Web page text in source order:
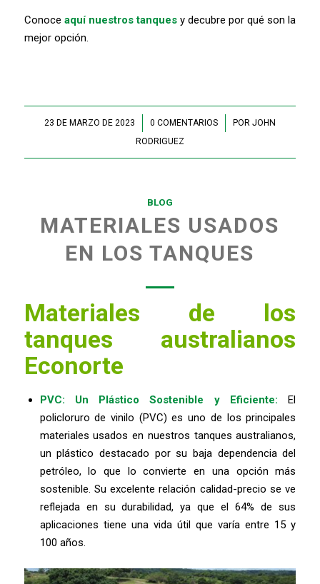
Conoce aquí nuestros tanquesy decubre por qué son la
mejor opción.
23 DE MARZO DE 2023
/ 0 COMENTARIOS
/ POR JOHN
RODRIGUEZ
BLOG
MATERIALES USADOS
EN LOS TANQUES
Materiales de los
tanques australianos
Econorte
PVC: Un Plástico Sostenible y Eficiente:El
policloruro de vinilo (PVC) es uno de los principales
materiales usados en nuestros tanques australianos,
un plástico destacado por su baja dependencia del
petróleo, lo que lo convierte en una opción más
sostenible. Su excelente relación calidad-precio se ve
reflejada en su durabilidad, ya que el 64% de sus
aplicaciones tiene una vida útil que varía entre 15 y
100 años.